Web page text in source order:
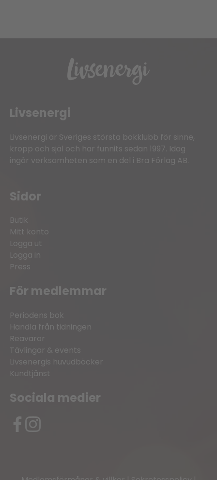
Livsenergi
Livsenergi är Sveriges största bokklubb för sinne,
kropp och själ och har funnits sedan 1997. Idag
ingår verksamheten som en del i Bra Förlag AB.
Sidor
Butik
Mitt konto
Logga ut
Logga in
Press
För medlemmar
Periodens bok
Handla från tidningen
Reavaror
Tävlingar & events
Livsenergis huvudböcker
Kundtjänst
Sociala medier